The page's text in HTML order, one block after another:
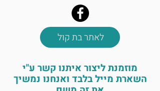
לאתר בת קול
מוזמנת ליצור איתנו קשר ע"י
השארת מייל בלבד ואנחנו נמשיך